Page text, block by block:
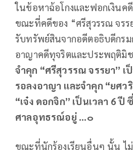
ในข้อหาฉ้อโกงและฟอกเงินค
ขณะที่คดีของ “ศรีสุวรรณ จรร
รับทรัพย์สินจากอดีตอธิบดีกร
อาญาคดีทุจริตและประพฤติมิ
จำคุก “ศรีสุวรรณ จรรยา” เ
รอลงอาญา และจำคุก “ยศว
“เจ๋ง ดอกจิก” เป็นเวลา 6 ปี
ศาลอุทธรณ์อยู่ ...๐
ขณะที่นักร้องเรียนอื่นๆ นั้น ไม่